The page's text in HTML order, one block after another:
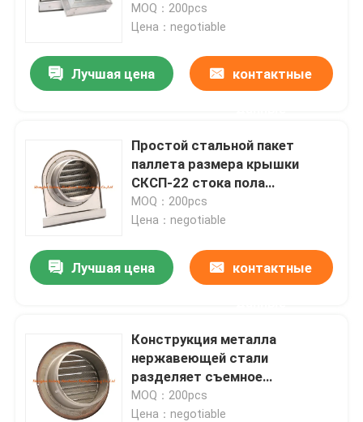
MOQ：200pcs
Цена：negotiable
Лучшая цена контактные
Простой стальной пакет
паллета размера крышки
СКСП-22 стока пола
изготовленный на заказ
MOQ：200pcs
Цена：negotiable
Лучшая цена контактные
Конструкция металла
нержавеющей стали
разделяет съемное
применение крышки в поле
MOQ：200pcs
Цена：negotiable